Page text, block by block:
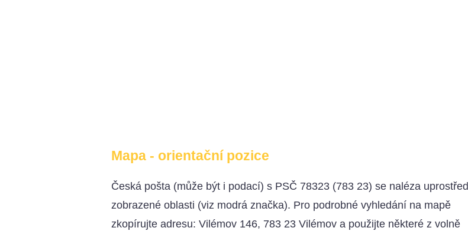
Mapa - orientační pozice
Česká pošta (může být i podací) s PSČ 78323 (783 23) se naléza uprostřed
zobrazené oblasti (viz modrá značka). Pro podrobné vyhledání na mapě
zkopírujte adresu: Vilémov 146, 783 23 Vilémov a použijte některé z volně